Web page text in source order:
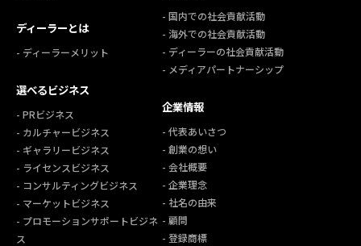
ディーラーとは
- ディーラーメリット
選べるビジネス
- PRビジネス
- カルチャービジネス
- ギャラリービジネス
- ライセンスビジネス
- コンサルティングビジネス
- マーケットビジネス
- プロモーションサポートビジネ
ス
- 国内での社会貢献活動
- 海外での社会貢献活動
- ディーラーの社会貢献活動
- メディアパートナーシップ
企業情報
- 代表あいさつ
- 創業の想い
- 会社概要
- 企業理念
- 社名の由来
- 顧問
- 登録商標